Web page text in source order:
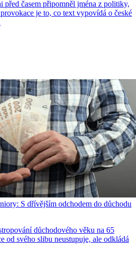
před časem připomněl jména z politiky,
je to, co text vypovídá o české
S dřívějším odchodem do důchodu
důchodového věku na 65
od svého slibu neustupuje, ale odkládá